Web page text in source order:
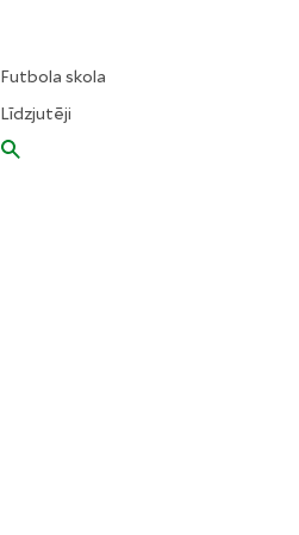
Futbola skola
Līdzjutēji